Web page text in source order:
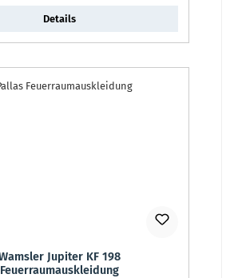
Details
Jupiter KF 198
Feuerraumauskleidung